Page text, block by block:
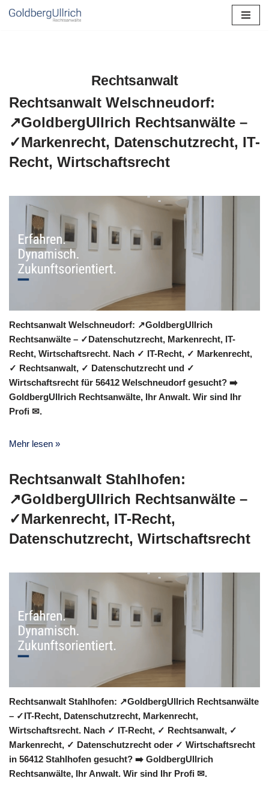
Rechtsanwalt
Rechtsanwalt Welschneudorf:
↗️GoldbergUllrich Rechtsanwälte –
✓Markenrecht, Datenschutzrecht, IT-
Recht, Wirtschaftsrecht
Rechtsanwalt Welschneudorf: ↗️GoldbergUllrich
Rechtsanwälte – ✓Datenschutzrecht, Markenrecht, IT-
Recht, Wirtschaftsrecht. Nach ✓ IT-Recht, ✓ Markenrecht,
✓ Rechtsanwalt, ✓ Datenschutzrecht und ✓
Wirtschaftsrecht für 56412 Welschneudorf gesucht? ➡️
GoldbergUllrich Rechtsanwälte, Ihr Anwalt. Wir sind Ihr
Profi ✉.
Mehr lesen »
Rechtsanwalt Stahlhofen:
↗️GoldbergUllrich Rechtsanwälte –
✓Markenrecht, IT-Recht,
Datenschutzrecht, Wirtschaftsrecht
Rechtsanwalt Stahlhofen: ↗️GoldbergUllrich Rechtsanwälte
– ✓IT-Recht, Datenschutzrecht, Markenrecht,
Wirtschaftsrecht. Nach ✓ IT-Recht, ✓ Rechtsanwalt, ✓
Markenrecht, ✓ Datenschutzrecht oder ✓ Wirtschaftsrecht
in 56412 Stahlhofen gesucht? ➡️ GoldbergUllrich
Rechtsanwälte, Ihr Anwalt. Wir sind Ihr Profi ✉.